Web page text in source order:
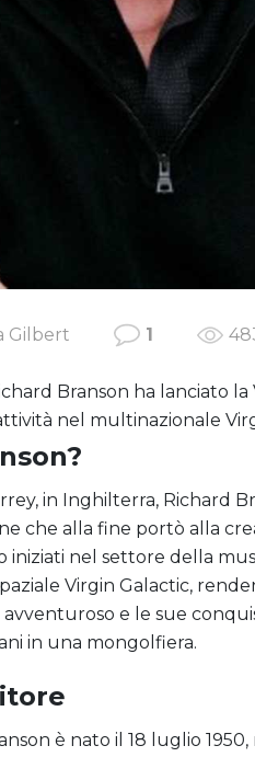
Gilbert 1
Branson ha lanciato la
nel multinazionale
in Inghilterra, Richard
che alla fine portò alla
nel settore della
Virgin Galactic,
e le sue
in una mongolfiera.
è nato il 18 luglio